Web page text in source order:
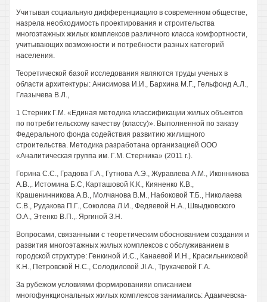
Учитывая социальную дифференциацию в современном обществе,
назрела необходимость проектирования и строительства
многоэтажных жилых комплексов различного класса комфортности,
учитывающих возможности и потребности разных категорий
населения.
Теоретической базой исследования являются труды ученых в
области архитектуры: Анисимова И.И., Бархина М.Г., Гельфонд А.Л.,
Глазычева В.Л.,
1 Стерник Г.М. «Единая методика классификации жилых объектов
по потребительскому качеству (классу)». Выполненной по заказу
Федерального фонда содействия развитию жилищного
строительства. Методика разработана организацией ООО
«Аналитическая группа им. Г.М. Стерника» (2011 г.).
Горина С.С., Градова Г.А., Гутнова А.Э., Журавлева A.M., Иконникова
A.B.,. Истомина Б.С, Карташовой К.К., Кияненко К.В.,
Крашенинникова A.B., Молчанова В.М., Набоковой Т.Б., Николаева
С.В., Рудакова П.Г., Соколова Л.И., Федяевой H.A., Швыдковского
O.A., Этенко В.П.,. Яргиной З.Н.
Вопросами, связанными с теоретическим обоснованием создания и
развития многоэтажных жилых комплексов с обслуживанием в
городской структуре: Генкиной И.С., Канаевой И.Н., Красильниковой
К.Н., Петровской Н.С., Солодиловой JI.A., Трухачевой Г.А.
За рубежом условиями формированияи описанием
многофункциональных жилых комплексов занимались: Адамчевска-